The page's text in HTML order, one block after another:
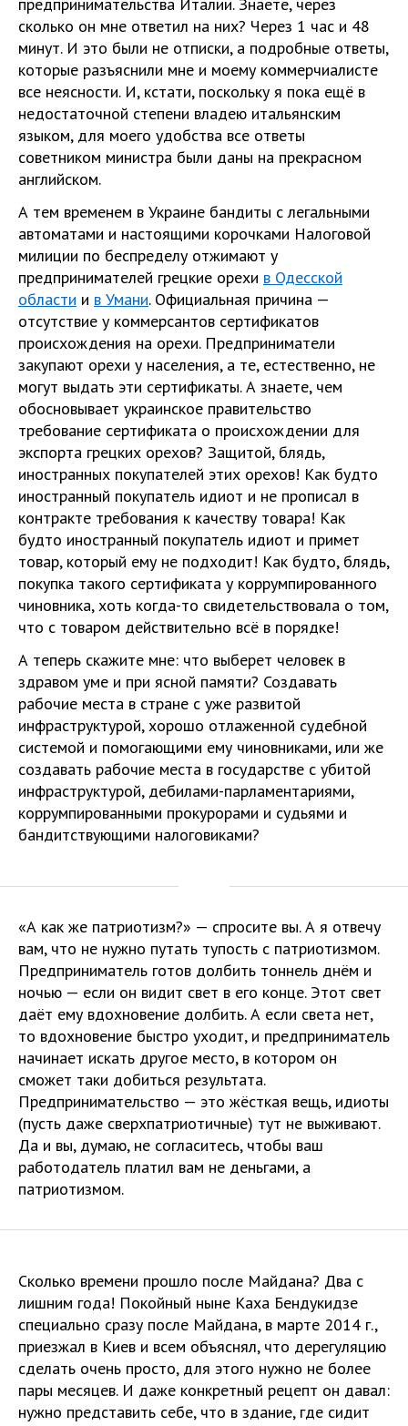
сколько он мне ответил на них? Через 1 час и 48
минут. И это были не отписки, а подробные ответы,
которые разъяснили мне и моему коммерчиалисте
все неясности. И, кстати, поскольку я пока ещё в
недостаточной степени владею итальянским
языком, для моего удобства все ответы
советником министра были даны на прекрасном
английском.
А тем временем в Украине бандиты с легальными
автоматами и настоящими корочками Налоговой
милиции по беспределу отжимают у
предпринимателей грецкие орехи в Одесской
области и в Умани. Официальная причина —
отсутствие у коммерсантов сертификатов
происхождения на орехи. Предприниматели
закупают орехи у населения, а те, естественно, не
могут выдать эти сертификаты. А знаете, чем
обосновывает украинское правительство
требование сертификата о происхождении для
экспорта грецких орехов? Защитой, блядь,
иностранных покупателей этих орехов! Как будто
иностранный покупатель идиот и не прописал в
контракте требования к качеству товара! Как
будто иностранный покупатель идиот и примет
товар, который ему не подходит! Как будто, блядь,
покупка такого сертификата у коррумпированного
чиновника, хоть когда-то свидетельствовала о том,
что с товаром действительно всё в порядке!
А теперь скажите мне: что выберет человек в
здравом уме и при ясной памяти? Создавать
рабочие места в стране с уже развитой
инфраструктурой, хорошо отлаженной судебной
системой и помогающими ему чиновниками, или же
создавать рабочие места в государстве с убитой
инфраструктурой, дебилами-парламентариями,
коррумпированными прокурорами и судьями и
бандитствующими налоговиками?
«А как же патриотизм?» — спросите вы. А я отвечу
вам, что не нужно путать тупость с патриотизмом.
Предприниматель готов долбить тоннель днём и
ночью — если он видит свет в его конце. Этот свет
даёт ему вдохновение долбить. А если света нет,
то вдохновение быстро уходит, и предприниматель
начинает искать другое место, в котором он
сможет таки добиться результата.
Предпринимательство — это жёсткая вещь, идиоты
(пусть даже сверхпатриотичные) тут не выживают.
Да и вы, думаю, не согласитесь, чтобы ваш
работодатель платил вам не деньгами, а
патриотизмом.
Сколько времени прошло после Майдана? Два с
лишним года! Покойный ныне Каха Бендукидзе
специально сразу после Майдана, в марте 2014 г.,
приезжал в Киев и всем объяснял, что дерегуляцию
сделать очень просто, для этого нужно не более
пары месяцев. И даже конкретный рецепт он давал:
нужно представить себе, что в здание, где сидит